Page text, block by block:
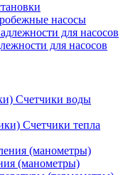
насосы
для насосов
Счетчики воды
Счетчики тепла
(манометры)